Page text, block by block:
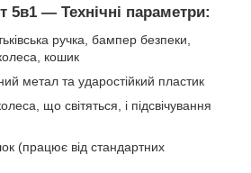
5в1 — Технічні параметри:
ручка, бампер безпеки,
кошик
метал та ударостійкий пластик
що світяться, і підсвічування
(працює від стандартних